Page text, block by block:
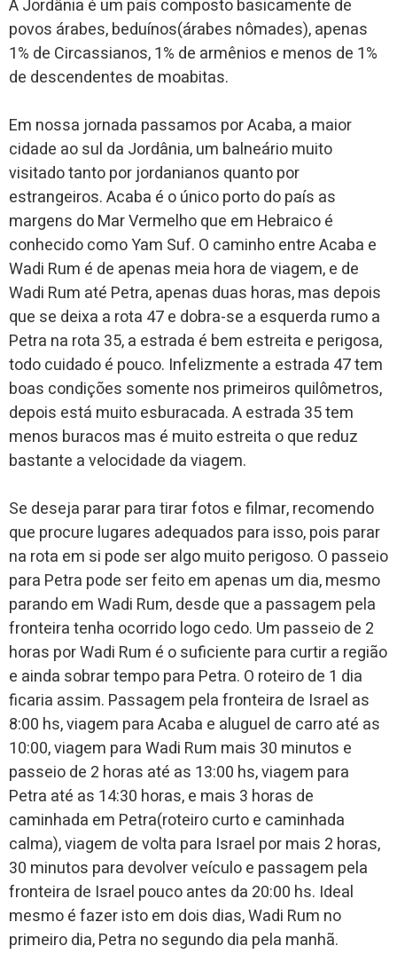
A Jordânia é um país composto basicamente de
povos árabes, beduínos(árabes nômades), apenas
1% de Circassianos, 1% de armênios e menos de 1%
de descendentes de moabitas.
Em nossa jornada passamos por Acaba, a maior
cidade ao sul da Jordânia, um balneário muito
visitado tanto por jordanianos quanto por
estrangeiros. Acaba é o único porto do país as
margens do Mar Vermelho que em Hebraico é
conhecido como Yam Suf. O caminho entre Acaba e
Wadi Rum é de apenas meia hora de viagem, e de
Wadi Rum até Petra, apenas duas horas, mas depois
que se deixa a rota 47 e dobra-se a esquerda rumo a
Petra na rota 35, a estrada é bem estreita e perigosa,
todo cuidado é pouco. Infelizmente a estrada 47 tem
boas condições somente nos primeiros quilômetros,
depois está muito esburacada. A estrada 35 tem
menos buracos mas é muito estreita o que reduz
bastante a velocidade da viagem.
Se deseja parar para tirar fotos e filmar, recomendo
que procure lugares adequados para isso, pois parar
na rota em si pode ser algo muito perigoso. O passeio
para Petra pode ser feito em apenas um dia, mesmo
parando em Wadi Rum, desde que a passagem pela
fronteira tenha ocorrido logo cedo. Um passeio de 2
horas por Wadi Rum é o suficiente para curtir a região
e ainda sobrar tempo para Petra. O roteiro de 1 dia
ficaria assim. Passagem pela fronteira de Israel as
8:00 hs, viagem para Acaba e aluguel de carro até as
10:00, viagem para Wadi Rum mais 30 minutos e
passeio de 2 horas até as 13:00 hs, viagem para
Petra até as 14:30 horas, e mais 3 horas de
caminhada em Petra(roteiro curto e caminhada
calma), viagem de volta para Israel por mais 2 horas,
30 minutos para devolver veículo e passagem pela
fronteira de Israel pouco antes da 20:00 hs. Ideal
mesmo é fazer isto em dois dias, Wadi Rum no
primeiro dia, Petra no segundo dia pela manhã.